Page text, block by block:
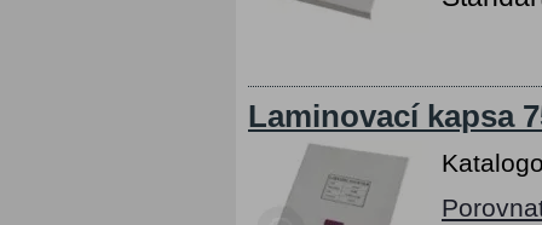
Laminovací kapsa